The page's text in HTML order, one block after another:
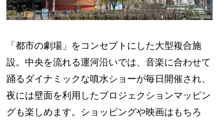
「都市の劇場」をコンセプトにした大型複合施
設。中央を流れる運河沿いでは、音楽に合わせて
踊るダイナミックな噴水ショーが毎日開催され、
夜には壁面を利用したプロジェクションマッピン
グも楽しめます。ショッピングや映画はもちろ